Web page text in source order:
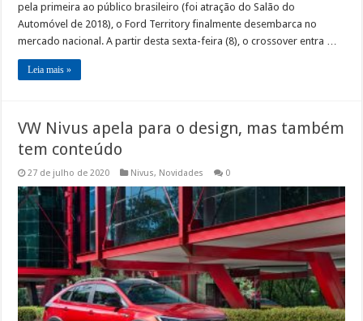
pela primeira ao público brasileiro (foi atração do Salão do
Automóvel de 2018), o Ford Territory finalmente desembarca no
mercado nacional. A partir desta sexta-feira (8), o crossover entra …
Leia mais »
VW Nivus apela para o design, mas também
tem conteúdo
27 de julho de 2020 Nivus, Novidades 0